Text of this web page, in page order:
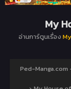
My
อ่านการ์ตูนเรื่อง
Ped-Manga.com